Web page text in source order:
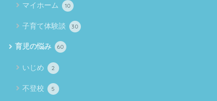
マイホーム 10
子育て体験談 30
育児の悩み 60
いじめ 2
不登校 5